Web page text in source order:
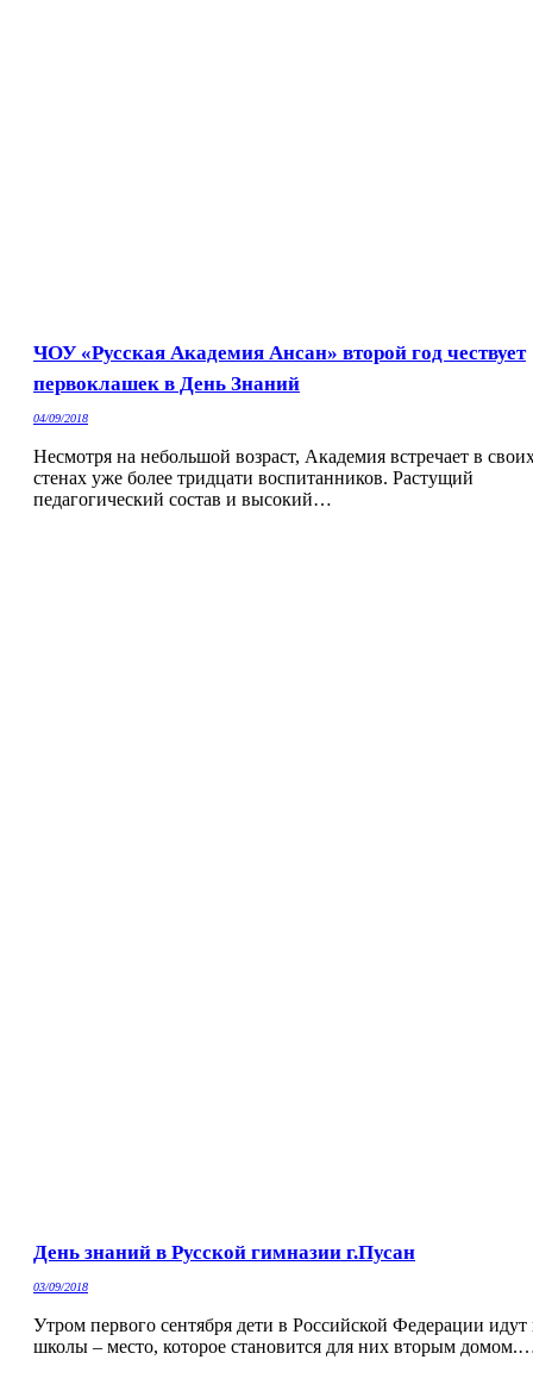
ЧОУ «Русская Академия Ансан» второй год чествует
первоклашек в День Знаний
04/09/2018
Несмотря на небольшой возраст, Академия встречает в
стенах уже более тридцати воспитанников. Растущий
педагогический состав и высокий…
День знаний в Русской гимназии г.Пусан
03/09/2018
Утром первого сентября дети в Российской Федерации идут
школы – место, которое становится для них вторым